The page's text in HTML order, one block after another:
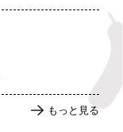
もっと見る